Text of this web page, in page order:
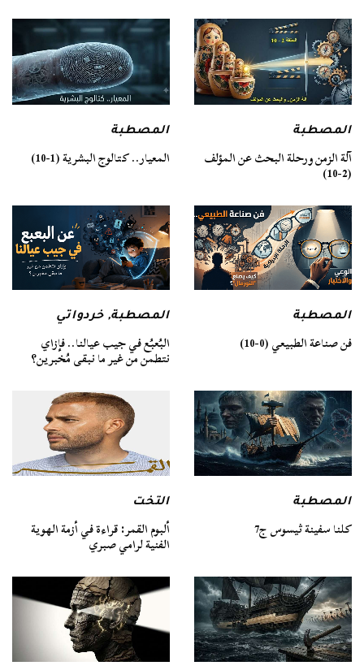
المصطبة
آلة الزمن ورحلة البحث عن المؤلف
(2-10)
المصطبة
المعيار.. كتالوج البشرية (1-10)
المصطبة
فن صناعة الطبيعي (0-10)
المصطبة,خردواتي
البُعبُع في جيب عيالنا.. فإزاي
نتطمن من غير ما نبقى مُخبرين؟
المصطبة
كلنا سفينة ثيسوس ج7
التخت
ألبوم القمر: قراءة في أزمة الهوية
الفنية لرامي صبري